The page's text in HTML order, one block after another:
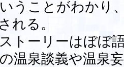
うことがわかり
れる。
トーリーはぼぼ
温泉談義や温泉